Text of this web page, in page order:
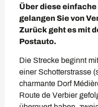
Über diese
gelangen Sie von
Zurück geht es mit
Postauto.
Die Strecke beginnt
einer Schotterstrasse
charmante Dorf
Route de Verbier